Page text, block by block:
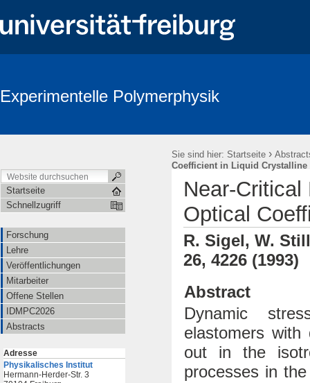
Experimentelle Polymerphysik
Sie sind hier: Startseite ›
Coefficient in Liquid Crystalline
Startseite
Schnellzugriff
Forschung
Lehre
Veröffentlichungen
Mitarbeiter
Offene Stellen
IDMPC2026
Abstracts
Adresse
Physikalisches Institut
Hermann-Herder-Str. 3
Near-
Optical
R. Sigel, W.
26, 4226 (1993)
Abstract
Dynamic
elastomers with
out in the
processes in